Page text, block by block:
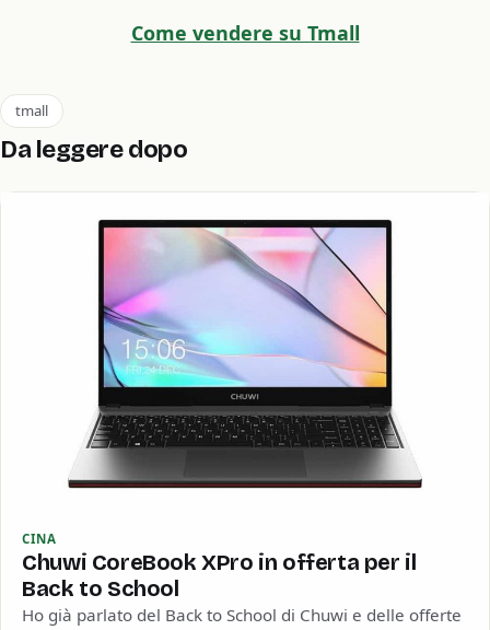
Come vendere su Tmall
tmall
Da leggere dopo
CINA
Chuwi CoreBook XPro in offerta per il
Back to School
Ho già parlato del Back to School di Chuwi e delle offerte